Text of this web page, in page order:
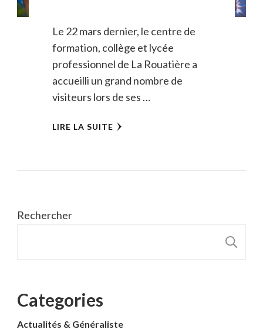
Le 22 mars dernier, le centre de
formation, collège et lycée
professionnel de La Rouatière a
accueilli un grand nombre de
visiteurs lors de ses …
LIRE LA SUITE
Rechercher
Categories
Actualités & Généraliste